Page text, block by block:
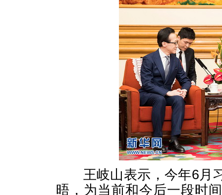
王岐山表示，今年6月习
晤，为当前和今后一段时